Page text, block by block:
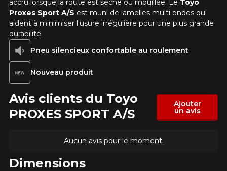
accru lorsque la route est sèche ou mouillée. Le Toyo
Proxes Sport A/S est muni de lamelles multi ondes qui
aident à minimiser l'usure irrégulière pour une plus grande
durabilité.
Pneu silencieux confortable au roulement
Nouveau produit
Avis clients du Toyo
PROXES SPORT A/S
Ajouter
un avis
Aucun avis pour le moment.
Dimensions